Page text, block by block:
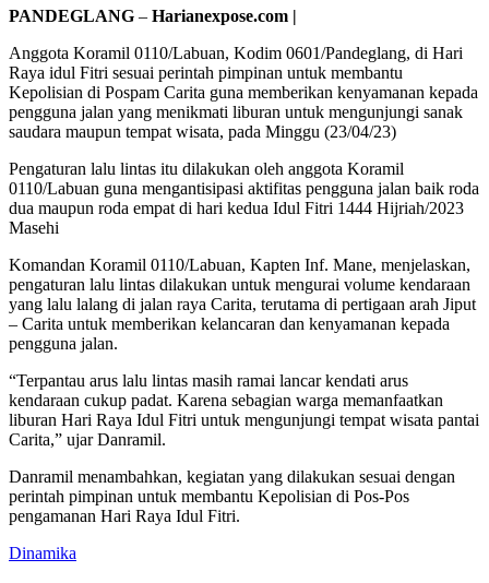
PANDEGLANG – Harianexpose.com |
Anggota Koramil 0110/Labuan, Kodim 0601/Pandeglang, di Hari
Raya idul Fitri sesuai perintah pimpinan untuk membantu
Kepolisian di Pospam Carita guna memberikan kenyamanan kepada
pengguna jalan yang menikmati liburan untuk mengunjungi sanak
saudara maupun tempat wisata, pada Minggu (23/04/23)
Pengaturan lalu lintas itu dilakukan oleh anggota Koramil
0110/Labuan guna mengantisipasi aktifitas pengguna jalan baik roda
dua maupun roda empat di hari kedua Idul Fitri 1444 Hijriah/2023
Masehi
Komandan Koramil 0110/Labuan, Kapten Inf. Mane, menjelaskan,
pengaturan lalu lintas dilakukan untuk mengurai volume kendaraan
yang lalu lalang di jalan raya Carita, terutama di pertigaan arah Jiput
– Carita untuk memberikan kelancaran dan kenyamanan kepada
pengguna jalan.
“Terpantau arus lalu lintas masih ramai lancar kendati arus
kendaraan cukup padat. Karena sebagian warga memanfaatkan
liburan Hari Raya Idul Fitri untuk mengunjungi tempat wisata pantai
Carita,” ujar Danramil.
Danramil menambahkan, kegiatan yang dilakukan sesuai dengan
perintah pimpinan untuk membantu Kepolisian di Pos-Pos
pengamanan Hari Raya Idul Fitri.
Dinamika